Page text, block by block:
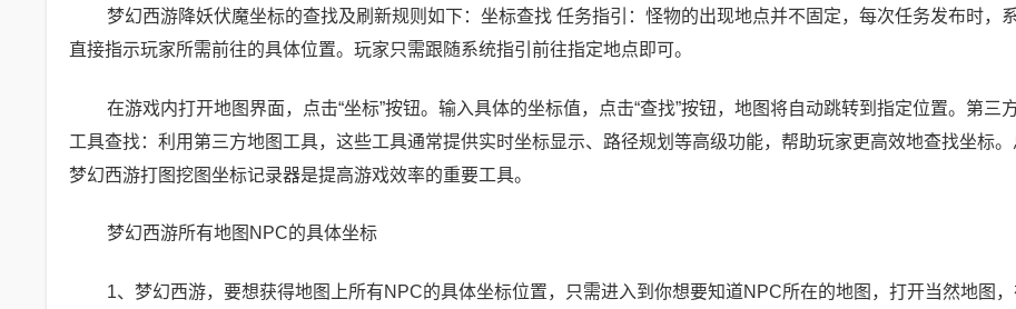
梦幻西游降妖伏魔坐标的查找及刷新规则如下：坐标查找 任务指引：怪物的出现地点并不固定，每次任务发布时，
直接指示玩家所需前往的具体位置。玩家只需跟随系统指引前往指定地点即可。
在游戏内打开地图界面，点击“坐标”按钮。输入具体的坐标值，点击“查找”按钮，地图将自动跳转到指定位置。第三
工具查找：利用第三方地图工具，这些工具通常提供实时坐标显示、路径规划等高级功能，帮助玩家更高效地查找坐标。
梦幻西游打图挖图坐标记录器是提高游戏效率的重要工具。
梦幻西游所有地图NPC的具体坐标
1、梦幻西游，要想获得地图上所有NPC的具体坐标位置，只需进入到你想要知道NPC所在的地图，打开当然地图